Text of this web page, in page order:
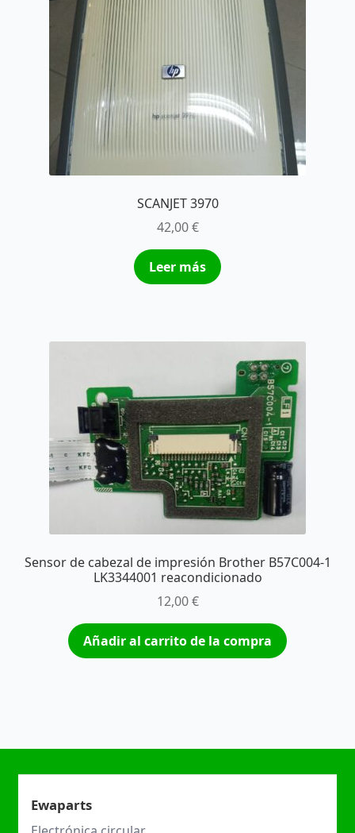
SCANJET 3970
42,00€
Leer más
Sensor de cabezal de impresión Brother B57C004-1
LK3344001 reacondicionado
12,00€
Añadir al carrito de la compra
Ewaparts